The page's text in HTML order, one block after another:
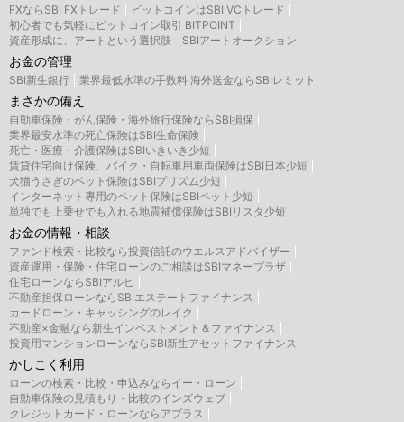
FXならSBI FXトレード
ビットコインはSBI VCトレード
初心者でも気軽にビットコイン取引 BITPOINT
資産形成に、アートという選択肢 SBIアートオークション
お金の管理
SBI新生銀行 業界最低水準の手数料 海外送金ならSBIレミット
まさかの備え
自動車保険・がん保険・海外旅行保険ならSBI損保
業界最安水準の死亡保険はSBI生命保険
死亡・医療・介護保険はSBIいきいき少短
賃貸住宅向け保険、バイク・自転車用車両保険はSBI日本少短
犬猫うさぎのペット保険はSBIプリズム少短
インターネット専用のペット保険はSBIペット少短
単独でも上乗せでも入れる地震補償保険はSBIリスタ少短
お金の情報・相談
ファンド検索・比較なら投資信託のウエルスアドバイザー
資産運用・保険・住宅ローンのご相談はSBIマネープラザ
住宅ローンならSBIアルヒ
不動産担保ローンならSBIエステートファイナンス
カードローン・キャッシングのレイク
不動産×金融なら新生インベストメント＆ファイナンス
投資用マンションローンならSBI新生アセットファイナンス
かしこく利用
ローンの検索・比較・申込みならイー・ローン
自動車保険の見積もり・比較のインズウェブ
クレジットカード・ローンならアプラス